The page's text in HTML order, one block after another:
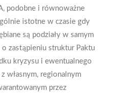
podobne i równoważne
istotne w czasie gdy
są podziały w samym
zastąpieniu struktur Paktu
kryzysu i ewentualnego
własnym, regionalnym
przez